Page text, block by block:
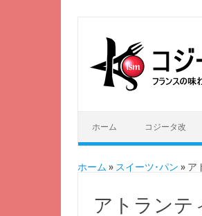
ホーム コジータ改
ホーム » スイーツ･パン » ア
アトランテ